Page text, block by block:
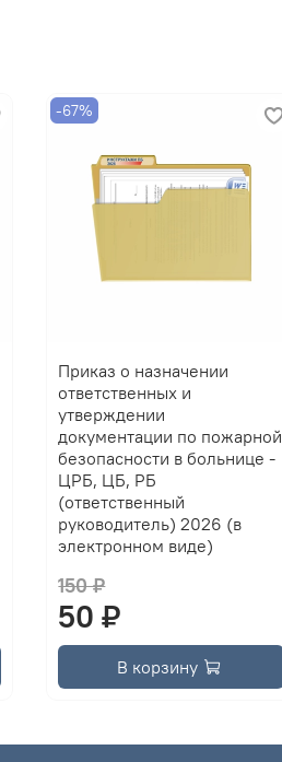
-67%
Приказ о назначении
ответственных и
утверждении
документации по пожарной
безопасности в больнице -
ЦРБ, ЦБ, РБ
(ответственный
руководитель) 2026 (в
электронном виде)
150 ₽
50 ₽
В корзину